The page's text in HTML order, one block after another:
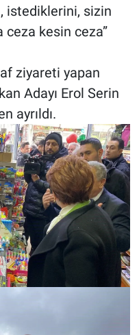
istediklerini, sizin
kesin ceza”
ziyareti yapan
Adayı Erol Serin
ayrıldı.